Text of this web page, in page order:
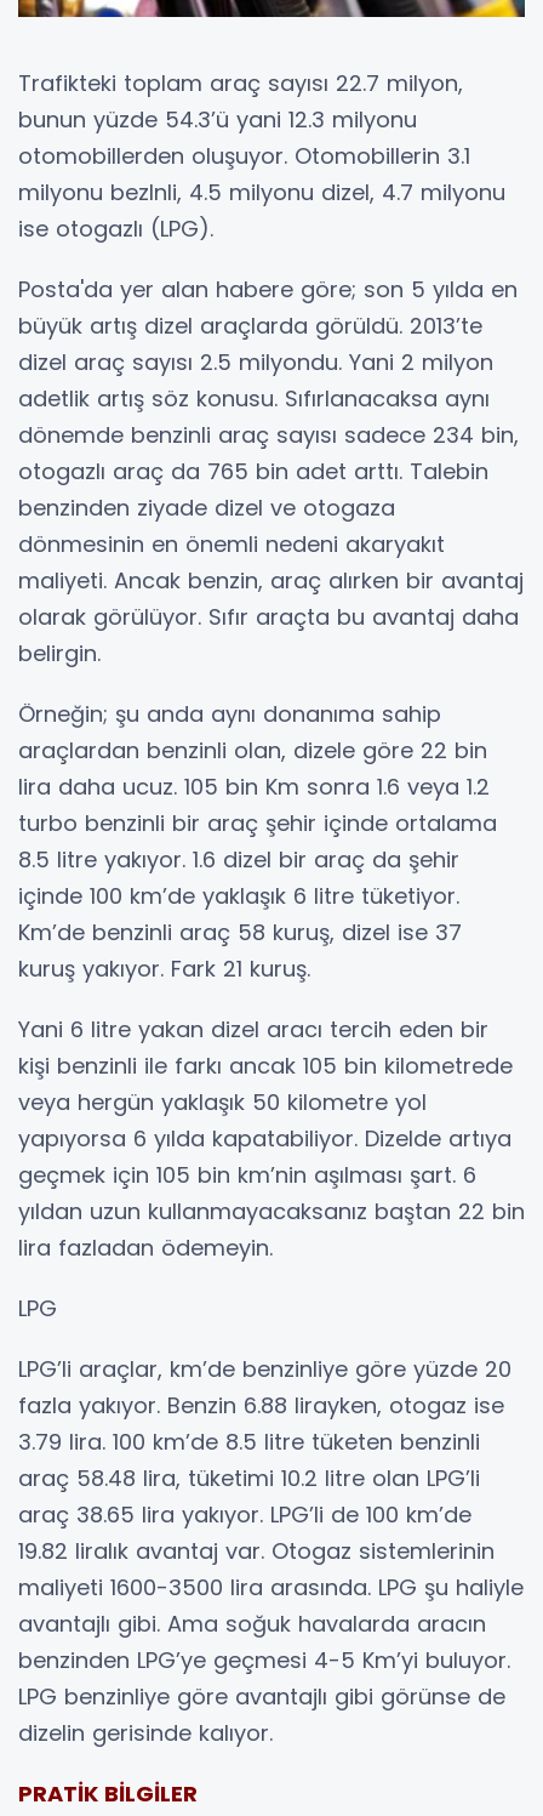
Trafikteki toplam araç sayısı 22.7 milyon,
bunun yüzde 54.3’ü yani 12.3 milyonu
otomobillerden oluşuyor. Otomobillerin 3.1
milyonu bezlnli, 4.5 milyonu dizel, 4.7 milyonu
ise otogazlı (LPG).
Posta'da yer alan habere göre; son 5 yılda en
büyük artış dizel araçlarda görüldü. 2013’te
dizel araç sayısı 2.5 milyondu. Yani 2 milyon
adetlik artış söz konusu. Sıfırlanacaksa aynı
dönemde benzinli araç sayısı sadece 234 bin,
otogazlı araç da 765 bin adet arttı. Talebin
benzinden ziyade dizel ve otogaza
dönmesinin en önemli nedeni akaryakıt
maliyeti. Ancak benzin, araç alırken bir avantaj
olarak görülüyor. Sıfır araçta bu avantaj daha
belirgin.
Örneğin; şu anda aynı donanıma sahip
araçlardan benzinli olan, dizele göre 22 bin
lira daha ucuz. 105 bin Km sonra 1.6 veya 1.2
turbo benzinli bir araç şehir içinde ortalama
8.5 litre yakıyor. 1.6 dizel bir araç da şehir
içinde 100 km’de yaklaşık 6 litre tüketiyor.
Km’de benzinli araç 58 kuruş, dizel ise 37
kuruş yakıyor. Fark 21 kuruş.
Yani 6 litre yakan dizel aracı tercih eden bir
kişi benzinli ile farkı ancak 105 bin kilometrede
veya hergün yaklaşık 50 kilometre yol
yapıyorsa 6 yılda kapatabiliyor. Dizelde artıya
geçmek için 105 bin km’nin aşılması şart. 6
yıldan uzun kullanmayacaksanız baştan 22 bin
lira fazladan ödemeyin.
LPG
LPG’li araçlar, km’de benzinliye göre yüzde 20
fazla yakıyor. Benzin 6.88 lirayken, otogaz ise
3.79 lira. 100 km’de 8.5 litre tüketen benzinli
araç 58.48 lira, tüketimi 10.2 litre olan LPG’li
araç 38.65 lira yakıyor. LPG’li de 100 km’de
19.82 liralık avantaj var. Otogaz sistemlerinin
maliyeti 1600-3500 lira arasında. LPG şu haliyle
avantajlı gibi. Ama soğuk havalarda aracın
benzinden LPG’ye geçmesi 4-5 Km’yi buluyor.
LPG benzinliye göre avantajlı gibi görünse de
dizelin gerisinde kalıyor.
PRATİK BİLGİLER